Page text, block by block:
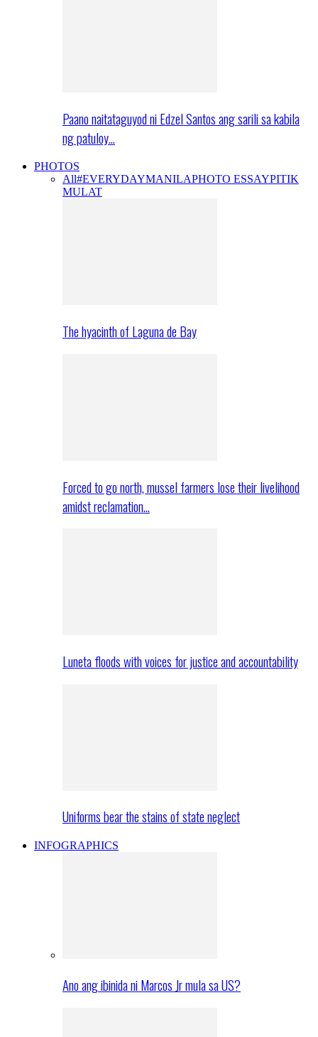
Paano naitataguyod ni Edzel Santos ang sarili sa kabila
ng patuloy…
PHOTOS
All#EVERYDAYMANILAPHOTO ESSAYPITIK
MULAT
The hyacinth of Laguna de Bay
Forced to go north, mussel farmers lose their livelihood
amidst reclamation…
Luneta floods with voices for justice and accountability
Uniforms bear the stains of state neglect
INFOGRAPHICS
Ano ang ibinida ni Marcos Jr mula sa US?